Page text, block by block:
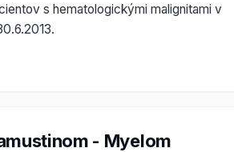
s hematologickými malignitami v
- Myelom